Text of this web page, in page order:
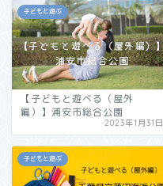
子どもと遊ぶ
【子どもと遊べる（屋外
編）】浦安市総合公園
2023年1月31日
子どもと遊ぶ